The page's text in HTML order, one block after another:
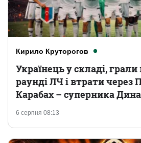
Кирило Круторогов
6 серпня 08:13
Українець у складі,
раунді ЛЧ і втрати через
Карабах – суперника